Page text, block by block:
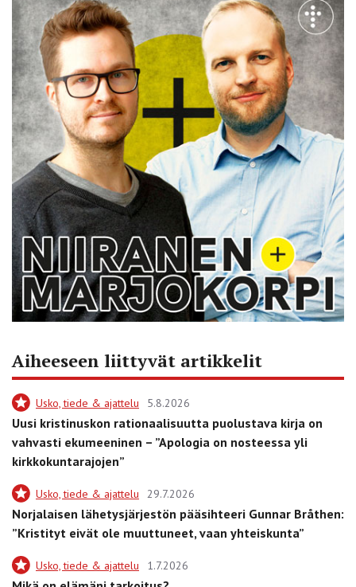
Aiheeseen liittyvät artikkelit
Usko, tiede & ajattelu 5.8.2026
Uusi kristinuskon rationaalisuutta puolustava kirja on
vahvasti ekumeeninen – ”Apologia on nosteessa yli
kirkkokuntarajojen”
Usko, tiede & ajattelu 29.7.2026
Norjalaisen lähetysjärjestön pääsihteeri Gunnar Bråthen:
”Kristityt eivät ole muuttuneet, vaan yhteiskunta”
Usko, tiede & ajattelu 1.7.2026